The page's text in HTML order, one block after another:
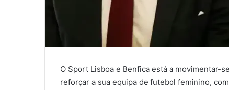
O Sport Lisboa e Benfica está a movimentar-
reforçar a sua equipa de futebol feminino,